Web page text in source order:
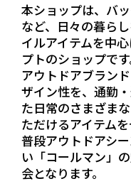
本ショップは、バ
など、日々の暮ら
イルアイテムを中
プトのショップです
アウトドアブラン
ザイン性を、通勤
た日常のさまざま
ただけるアイテム
普段アウトドアシ
い「コールマン」
会となります。